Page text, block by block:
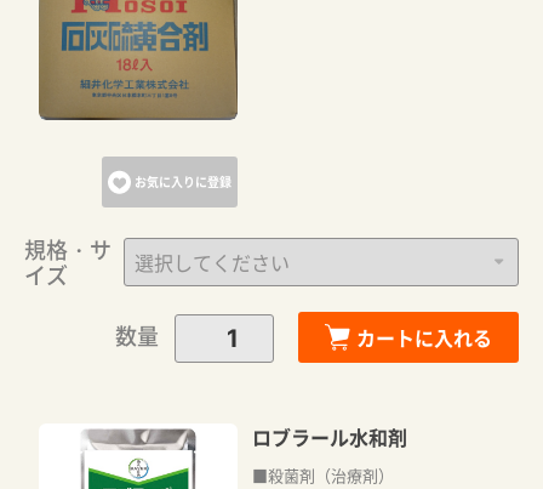
お気に入りに登録
規格・サ
イズ
数量
カートに入れる
ロブラール水和剤
■殺菌剤（治療剤）